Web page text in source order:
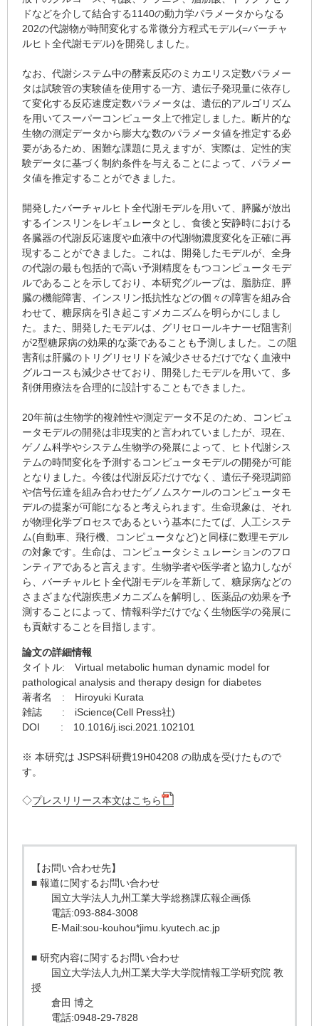
ドなどを介して結合する1140の動力学パラメータからなる
202の代謝物が時間変化する常微分方程式モデル(=バーチャ
ルヒト全代謝モデル)を開発しました。
なお、代謝システム中の酵素反応のミカエリス定数パラメー
タは試験管の実験値を使用する一方、遺伝子発現量に依存し
て変化する反応速度定数パラメータは、遺伝的アルゴリズム
を用いてスーパーコンピュータ上で推定しました。断片的な
生物の測定データから膨大な数のパラメータ値を推定する必
要があるため、困難な課題に見えますが、実際は、定性的実
験データに基づく制約条件を与えることによって、パラメー
タ値を推定することができました。
開発したバーチャルヒト全代謝モデルを用いて、膵臓が放出
するインスリンをレギュレータとし、食後と安静時における
各臓器の代謝反応速度や血液中の代謝物濃度変化を正確に再
現することができました。これは、開発したモデルが、全身
の代謝の最も包括的で高い予測精度をもつコンピュータモデ
ルであることを示しており、本研究グループは、脂肪症、膵
臓の機能障害、インスリン抵抗性などの個々の障害を組み合
わせて、糖尿病を引き起こすメカニズムを明らかにしまし
た。また、開発したモデルは、グリセロールキナーゼ阻害剤
が2型糖尿病の効果的な薬であることも予測しました。この阻
害剤は肝臓のトリグリセリドを減少させるだけでなく血液中
グルコースも減少させており、開発したモデルを用いて、多
剤併用療法を合理的に設計することもできました。
20年前は生物学的複雑性や測定データ不足のため、コンピュ
ータモデルの開発は非現実的と言われていましたが、現在、
ゲノム科学やシステム生物学の発展によって、ヒト代謝シス
テムの時間変化を予測するコンピュータモデルの開発が可能
となりました。今後は代謝反応だけでなく、遺伝子発現調節
や信号伝達を組み合わせたゲノムスケールのコンピュータモ
デルの提案が可能になると考えられます。生命現象は、それ
が物理化学プロセスであるという基本にたてば、人工システ
ム(自動車、飛行機、コンピュータなど)と同様に数理モデル
の対象です。生命は、コンピュータシミュレーションのフロ
ンティアであると言えます。生物学者や医学者と協力しなが
ら、バーチャルヒト全代謝モデルを革新して、糖尿病などの
さまざまな代謝疾患メカニズムを解明し、医薬品の効果を予
測することによって、情報科学だけでなく生物医学の発展に
も貢献することを目指します。
論文の詳細情報
タイトル: Virtual metabolic human dynamic model for
pathological analysis and therapy design for diabetes
著者名
: Hiroyuki Kurata
雑誌
: iScience(Cell Press社)
DOI
: 10.1016/j.isci.2021.102101
※ 本研究は JSPS科研費19H04208 の助成を受けたもので
す。
◇プレスリリース本文はこちら
【お問い合わせ先】
■ 報道に関するお問い合わせ
国立大学法人九州工業大学総務課広報企画係
電話:093-884-3008
E-Mail:sou-kouhou*jimu.kyutech.ac.jp
■ 研究内容に関するお問い合わせ
国立大学法人九州工業大学大学院情報工学研究院 教
授
倉田 博之
電話:0948-29-7828